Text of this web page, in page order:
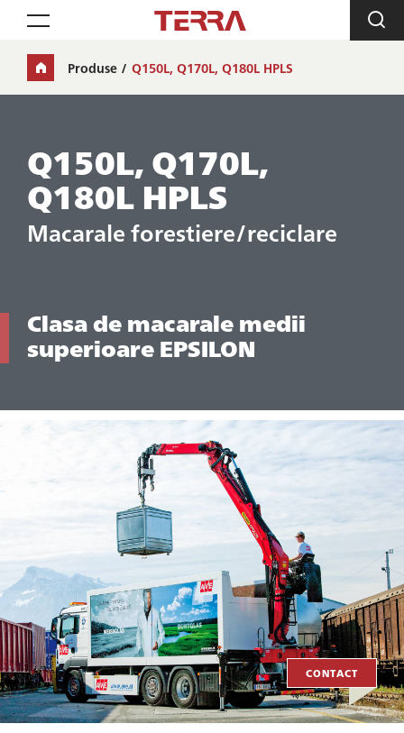
Toggle navigation
Produse Q150L, Q170L, Q180L HPLS
Q150L, Q170L,
Q180L HPLS
Macarale forestiere/reciclare
Clasa de macarale medii
superioare EPSILON
CONTACT